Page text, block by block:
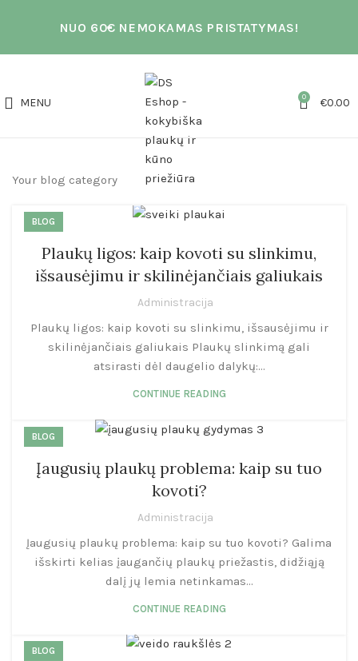
NUO 60€ NEMOKAMAS PRISTATYMAS!
MENU 0 €0.00
Your blog category
BLOG
Plaukų ligos: kaip kovoti su slinkimu,
išsausėjimu ir skilinėjančiais galiukais
Administracija
Plaukų ligos: kaip kovoti su slinkimu, išsausėjimu ir
skilinėjančiais galiukais Plaukų slinkimą gali
atsirasti dėl daugelio dalykų:...
CONTINUE READING
BLOG
Įaugusių plaukų problema: kaip su tuo
kovoti?
Administracija
Įaugusių plaukų problema: kaip su tuo kovoti? Galima
išskirti kelias įaugančių plaukų priežastis, didžiąją
dalį jų lemia netinkamas...
CONTINUE READING
BLOG